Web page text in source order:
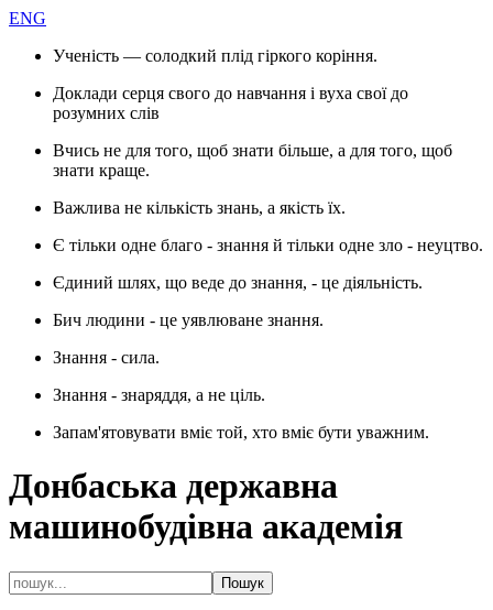
ENG
Ученість — солодкий плід гіркого коріння.
Доклади серця свого до навчання і вуха свої до
розумних слів
Вчись не для того, щоб знати більше, а для того, щоб
знати краще.
Важлива не кількість знань, а якість їх.
Є тільки одне благо - знання й тільки одне зло - неуцтво.
Єдиний шлях, що веде до знання, - це діяльність.
Бич людини - це уявлюване знання.
Знання - сила.
Знання - знаряддя, а не ціль.
Запам'ятовувати вміє той, хто вміє бути уважним.
Донбаська державна
машинобудівна академія